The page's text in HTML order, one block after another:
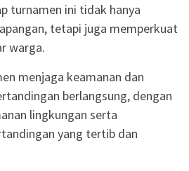
turnamen ini tidak hanya
tetapi juga memperkuat
warga.
menjaga keamanan dan
berlangsung, dengan
lingkungan serta
yang tertib dan